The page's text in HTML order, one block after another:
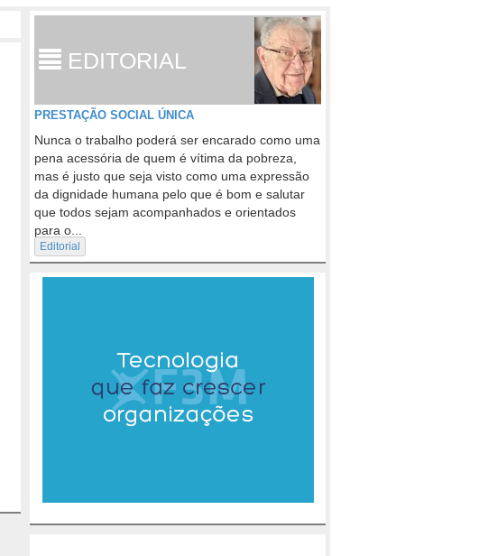
EDITORIAL
PRESTAÇÃO SOCIAL ÚNICA
Nunca o trabalho poderá ser encarado como uma
pena acessória de quem é vítima da pobreza,
mas é justo que seja visto como uma expressão
da dignidade humana pelo que é bom e salutar
que todos sejam acompanhados e orientados
para o...
Editorial